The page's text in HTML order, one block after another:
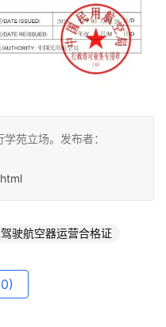
苑立场。发布者：
驶航空器运营合格证